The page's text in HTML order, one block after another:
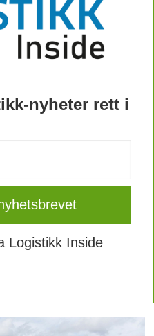
nyheter rett i
Logistikk Inside